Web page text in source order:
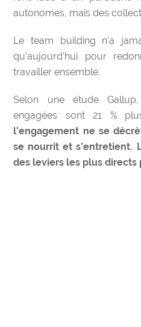
autonomes, mais des
Le team building n’a
qu’aujourd’hui pour
travailler ensemble.
Selon une étude
engagées sont 21 %
l’engagement ne se
se nourrit et s’entretient.
des leviers les plus directs